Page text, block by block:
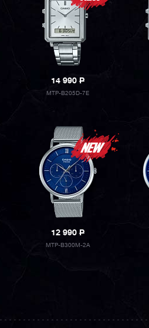
14 990P
MTP-B205D-7E
12 990P
MTP-B300M-2A